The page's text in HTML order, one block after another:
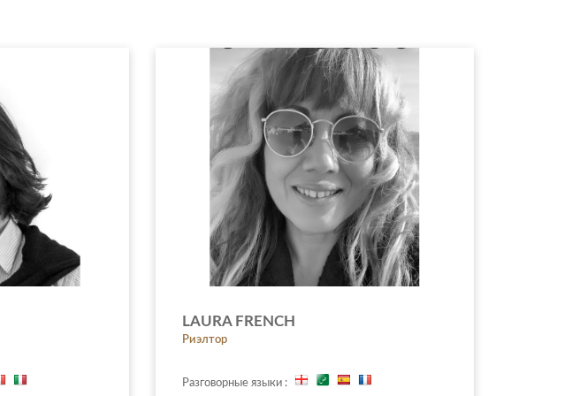
LAURA FRENCH
Риэлтор
Разговорные языки :